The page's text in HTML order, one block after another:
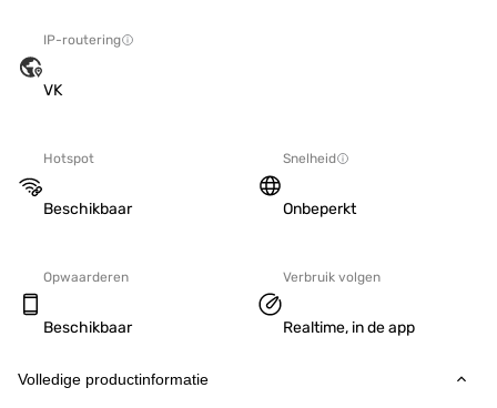
IP-routering
VK
Hotspot
Beschikbaar
Snelheid
Onbeperkt
Opwaarderen
Beschikbaar
Verbruik volgen
Realtime, in de app
Volledige productinformatie